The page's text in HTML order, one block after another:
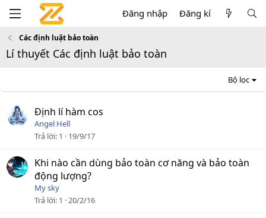
Đăng nhập Đăng kí
Các định luật bảo toàn
Lí thuyết Các định luật bảo toàn
Bộ lọc
Định lí hàm cos
Angel Hell
Trả lời 1 19/9/17
Khi nào cần dùng bảo toàn cơ năng và bảo toàn
động lượng?
My sky
Trả lời 1 20/2/16